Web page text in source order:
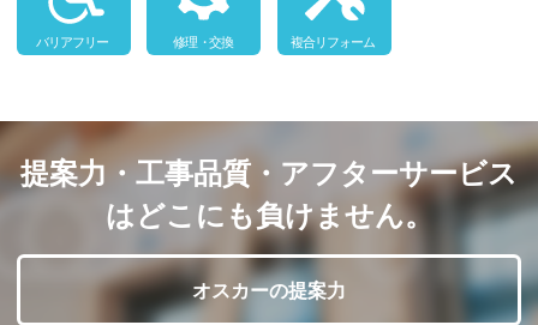
提案力・工事品質・アフターサービス
はどこにも負けません。
オスカーの提案力